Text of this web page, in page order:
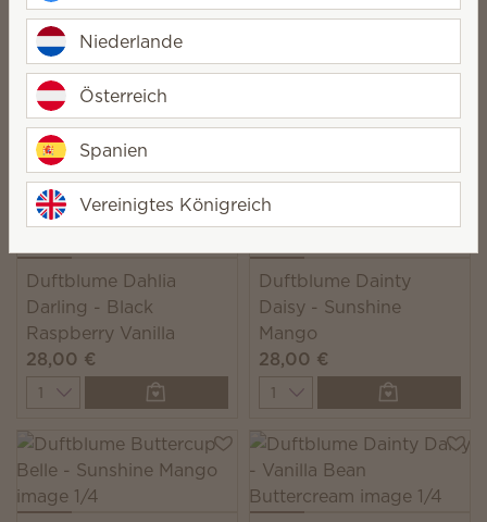
Duftblume Dainty
Daisy - Shimmer
28,00 €
Quantity
Darling - Amazon Rain
Quantity
Duftblume Dahlia
Darling - Black
Raspberry Vanilla
28,00 €
Quantity
Duftblume Dainty
Daisy - Sunshine
Mango
28,00 €
Quantity
Niederlande
Österreich
Spanien
Vereinigtes Königreich